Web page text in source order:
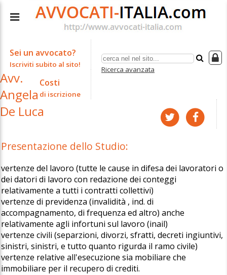
Ricerca avanzata
Sei un avvocato?
Iscriviti subito al sito!
Costi
di iscrizione
Avv.
Angela
De Luca
Presentazione dello Studio:
vertenze del lavoro (tutte le cause in difesa dei lavoratori o
dei datori di lavoro con redazione dei conteggi
relativamente a tutti i contratti collettivi)
vertenze di previdenza (invalidità , ind. di
accompagnamento, di frequenza ed altro) anche
relativamente agli infortuni sul lavoro (inail)
vertenze civili (separzioni, divorzi, sfratti, decreti ingiuntivi,
sinistri, sinistri, e tutto quanto rigurda il ramo civile)
vertenze relative all'esecuzione sia mobiliare che
immobiliare per il recupero di crediti.